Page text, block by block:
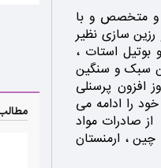
توسط افرادی مجرب و متخصص و با
سازی نظیر
بوتیل استات ،
سبک و سنگین
افزون پرسنلی
را ادامه می
صادرات مواد
چین ، ارمنستان